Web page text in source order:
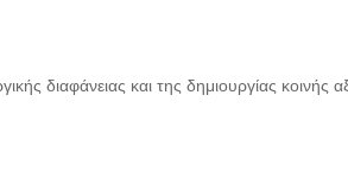
διαφάνειας και της δημιουργίας κοινής